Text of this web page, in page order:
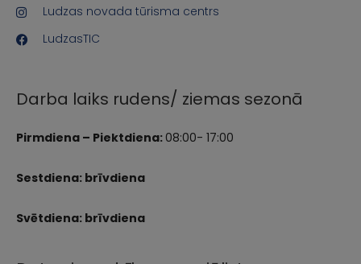
Ludzas novada tūrisma centrs
LudzasTIC
Darba laiks rudens/ ziemas sezonā
Pirmdiena – Piektdiena:08:00- 17:00
Sestdiena: brīvdiena
Svētdiena: brīvdiena